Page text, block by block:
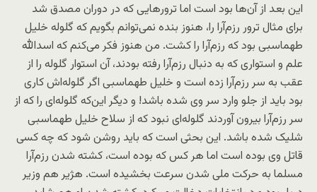
این بعد از آن‌ها بود است اما ترورهایی که در دوران مصدق شد
برای مثال ترور رزم‌آرا را، هنوز بنده نمی‌توانم بگویم که گلوله خلیل
طهماسبی بود که رزم‌آرا را کشت. من هنوز فکر می‌کنم که اسدالله
علم و استواری که به دنبال رزم‌آرا رفته بودند، آن استوار گلوله را از
عقب به سر رزم‌آرا زده است و خلیل طهماسبی اگر گلوله‌اش کاری
بود باید از جلو وارد سر وی شده باشد! و دیگر این‌که گلوله‌ای را که از
سر رزم‌آرا بیرون آوردند گلوله‌ای نبود که از سلاح خلیل طهماسبی
شلیک شده باشد. این بحثی است که باید روشن شود که چه کسی
قاتل وی بوده است اما هر کس که بوده است، کشته شدن رزم‌آرا
مسلما به حرکت ملی شدن سرعت بخشیده است. هژیر هم وزیر